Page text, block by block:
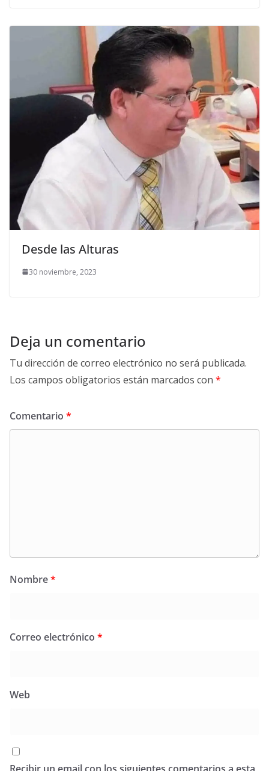
Desde las Alturas
30 noviembre, 2023
Deja un comentario
Tu dirección de correo electrónico no será publicada.
Los campos obligatorios están marcados con *
Comentario *
Nombre*
Correo electrónico *
Web